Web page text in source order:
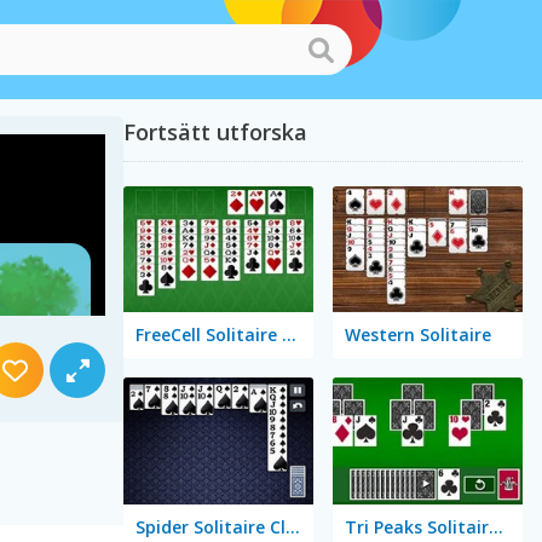
Fortsätt utforska
FreeCell Solitaire Classic Western Solitaire
Spider Solitaire Classic Tri Peaks Solitaire Classic